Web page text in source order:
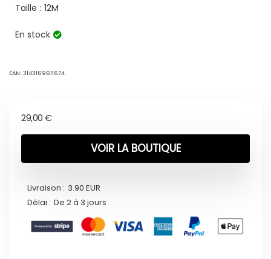
Taille : 12M
En stock
EAN: 3143169611674
29,00 €
VOIR LA BOUTIQUE
Livraison : 3.90 EUR
Délai : De 2 à 3 jours